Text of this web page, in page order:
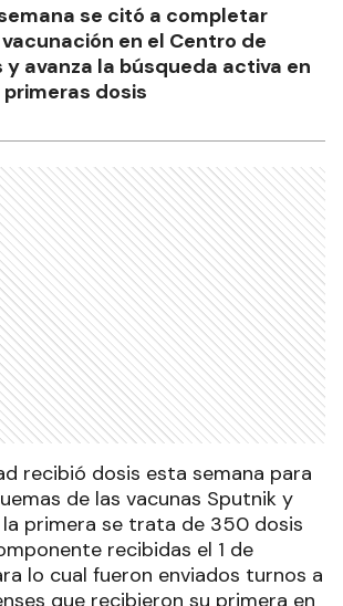
se citó a completar
en el Centro de
y avanza la búsqueda activa en
dosis
recibió dosis esta semana para
de las vacunas Sputnik y
la primera se trata de 350 dosis
recibidas el 1 de
lo cual fueron enviados turnos a
que recibieron su primera en